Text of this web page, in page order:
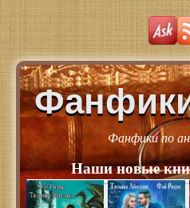
Фанфики по
Наши новые